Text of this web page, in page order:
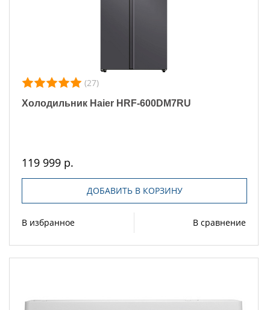
(27)
Холодильник Haier HRF-600DM7RU
119 999 р.
ДОБАВИТЬ В КОРЗИНУ
В избранное В сравнение